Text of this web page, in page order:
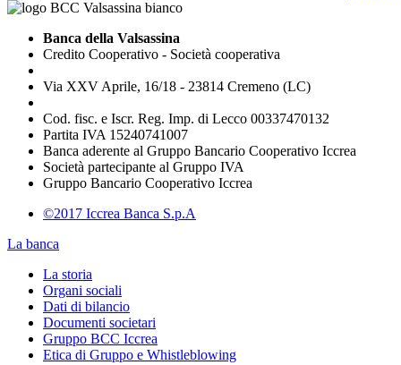
Banca della Valsassina
Credito Cooperativo - Società cooperativa
Via XXV Aprile, 16/18 - 23814 Cremeno (LC)
Cod. fisc. e Iscr. Reg. Imp. di Lecco 00337470132
Partita IVA 15240741007
Banca aderente al Gruppo Bancario Cooperativo Iccrea
Società partecipante al Gruppo IVA
Gruppo Bancario Cooperativo Iccrea
©2017 Iccrea Banca S.p.A
La banca
La storia
Organi sociali
Dati di bilancio
Documenti societari
Gruppo BCC Iccrea
Etica di Gruppo e Whistleblowing